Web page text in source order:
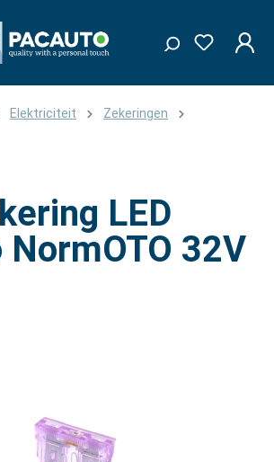
Elektriciteit
Zekeringen
LED
NormOTO 32V